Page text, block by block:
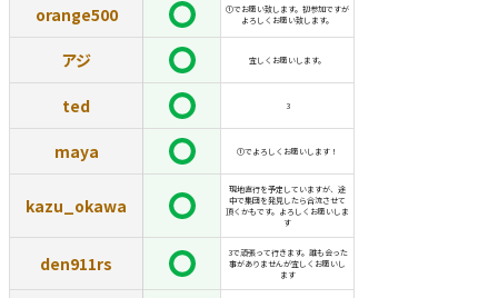
orange500
①でお願い致します。初参加ですが
よろしくお願い致します。
アジ 宜しくお願いします。
ted 3
maya ①でよろしくお願いします！
kazu_okawa
現地直行を予定していますが、途
中で集団を発見したら合流させて
頂くかもです。よろしくお願いしま
す
den911rs
3で頑張って行きます。誰も会った
事がありませんが宜しくお願いし
ます